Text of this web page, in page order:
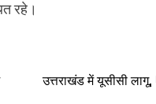
रहे।
उत्तराखंड में यूसीसी लागू,